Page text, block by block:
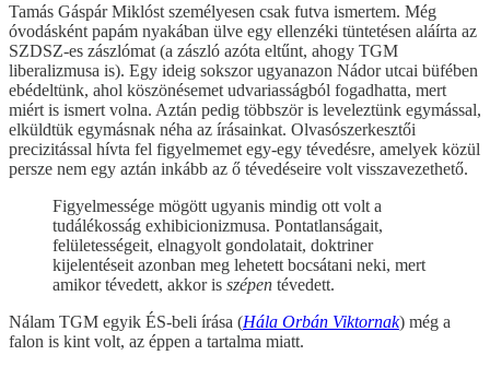
Tamás Gáspár Miklóst személyesen csak futva ismertem. Még
óvodásként papám nyakában ülve egy ellenzéki tüntetésen aláírta az
SZDSZ-es zászlómat (a zászló azóta eltűnt, ahogy TGM
liberalizmusa is). Egy ideig sokszor ugyanazon Nádor utcai büfében
ebédeltünk, ahol köszönésemet udvariasságból fogadhatta, mert
miért is ismert volna. Aztán pedig többször is leveleztünk egymással,
elküldtük egymásnak néha az írásainkat. Olvasószerkesztői
precizitással hívta fel figyelmemet egy-egy tévedésre, amelyek közül
persze nem egy aztán inkább az ő tévedéseire volt visszavezethető.
Figyelmessége mögött ugyanis mindig ott volt a
tudálékosság exhibicionizmusa. Pontatlanságait,
felületességeit, elnagyolt gondolatait, doktriner
kijelentéseit azonban meg lehetett bocsátani neki, mert
amikor tévedett, akkor is szépen tévedett.
Nálam TGM egyik ÉS-beli írása (Hála Orbán Viktornak) még a
falon is kint volt, az éppen a tartalma miatt.